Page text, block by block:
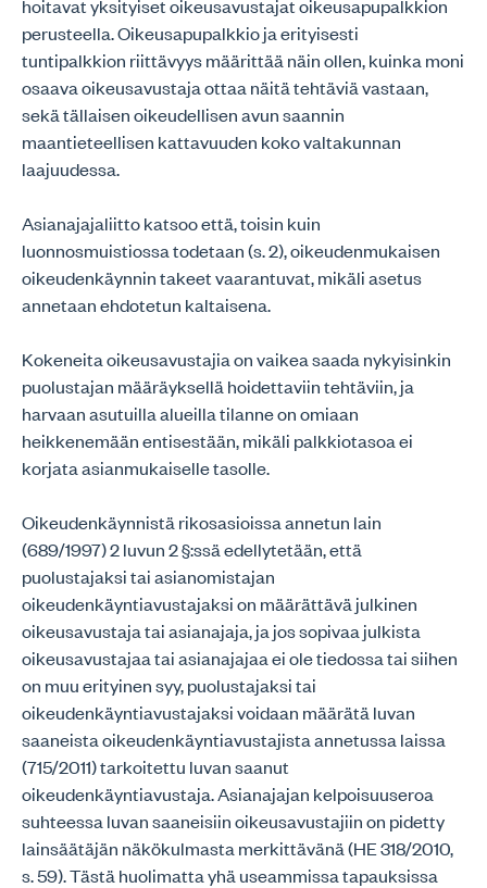
hoitavat yksityiset oikeusavustajat oikeusapupalkkion
perusteella. Oikeusapupalkkio ja erityisesti
tuntipalkkion riittävyys määrittää näin ollen, kuinka moni
osaava oikeusavustaja ottaa näitä tehtäviä vastaan,
sekä tällaisen oikeudellisen avun saannin
maantieteellisen kattavuuden koko valtakunnan
laajuudessa.
Asianajajaliitto katsoo että, toisin kuin
luonnosmuistiossa todetaan (s. 2), oikeudenmukaisen
oikeudenkäynnin takeet vaarantuvat, mikäli asetus
annetaan ehdotetun kaltaisena.
Kokeneita oikeusavustajia on vaikea saada nykyisinkin
puolustajan määräyksellä hoidettaviin tehtäviin, ja
harvaan asutuilla alueilla tilanne on omiaan
heikkenemään entisestään, mikäli palkkiotasoa ei
korjata asianmukaiselle tasolle.
Oikeudenkäynnistä rikosasioissa annetun lain
(689/1997) 2 luvun 2 §:ssä edellytetään, että
puolustajaksi tai asianomistajan
oikeudenkäyntiavustajaksi on määrättävä julkinen
oikeusavustaja tai asianajaja, ja jos sopivaa julkista
oikeusavustajaa tai asianajajaa ei ole tiedossa tai siihen
on muu erityinen syy, puolustajaksi tai
oikeudenkäyntiavustajaksi voidaan määrätä luvan
saaneista oikeudenkäyntiavustajista annetussa laissa
(715/2011) tarkoitettu luvan saanut
oikeudenkäyntiavustaja. Asianajajan kelpoisuuseroa
suhteessa luvan saaneisiin oikeusavustajiin on pidetty
lainsäätäjän näkökulmasta merkittävänä (HE 318/2010,
s. 59). Tästä huolimatta yhä useammissa tapauksissa